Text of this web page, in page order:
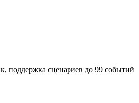
поддержка сценариев до 99 событий